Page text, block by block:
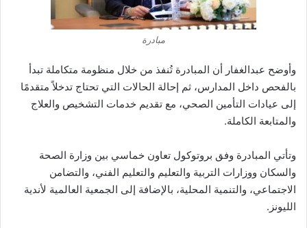
مبادرة
وأوضح عبدالغفار أن المبادرة تُنفذ من خلال منظومة متكاملة تبدأ
بالفحص داخل المدارس، ثم إحالة الحالات التي تحتاج تدخلاً متقدمًا
إلى عيادات التأمين الصحي، مع تقديم خدمات التشخيص والعلاج
والمتابعة الكاملة.
وتأتي المبادرة وفق بروتوكول تعاون خماسي بين وزارة الصحة
والسكان ووزارات التربية والتعليم والتعليم الفني، والتضامن
الاجتماعي، والتنمية المحلية، بالإضافة إلى الجمعية العالمية لأندية
الليونز.